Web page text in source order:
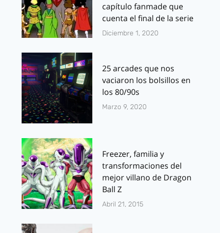
capítulo fanmade que
cuenta el final de la serie
Diciembre 1, 2020
25 arcades que nos
vaciaron los bolsillos en
los 80/90s
Marzo 9, 2020
Freezer, familia y
transformaciones del
mejor villano de Dragon
Ball Z
Abril 21, 2015